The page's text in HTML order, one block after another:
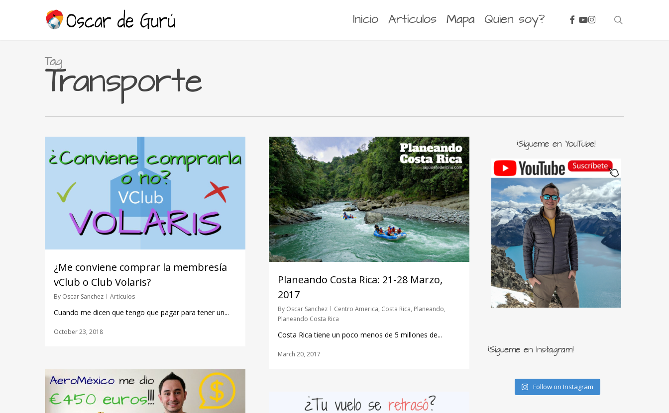
Inicio Artículos Mapa Quien soy? facebook
youtube
instagram
Tag
Transporte
¿Me conviene comprar la membresía
vClub o Club Volaris?
By Oscar Sanchez Artículos
Cuando me dicen que tengo que pagar para tener un...
October 23, 2018
Planeando Costa Rica: 21-28 Marzo,
2017
By Oscar Sanchez Centro America, Costa Rica, Planeando,
Planeando Costa Rica
Costa Rica tiene un poco menos de 5 millones de...
March 20, 2017
¡Sígueme en YouTube!
¡Sígueme en Instagram!
Follow on Instagram